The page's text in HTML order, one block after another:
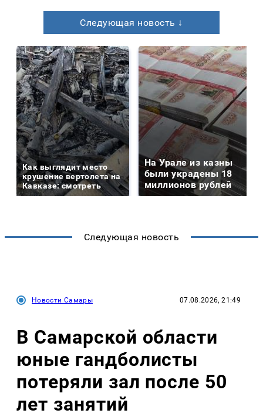
Следующая новость ↓
Как выглядит место
крушение вертолета на
Кавказе: смотреть
На Урале из казны
были украдены 18
миллионов рублей
Следующая новость
Новости Самары 07.08.2026, 21:49
В Самарской области
юные гандболисты
потеряли зал после 50
лет занятий